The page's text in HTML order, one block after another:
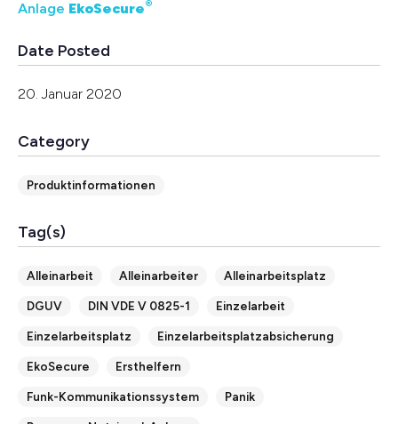
Date Posted
20. Januar 2020
Category
Produktinformationen
Tag(s)
Alleinarbeit Alleinarbeiter Alleinarbeitsplatz
DGUV DIN VDE V 0825-1 Einzelarbeit
Einzelarbeitsplatz Einzelarbeitsplatzabsicherung
EkoSecure Ersthelfern
Funk-Kommunikationssystem Panik
Anlage EkoSecure®